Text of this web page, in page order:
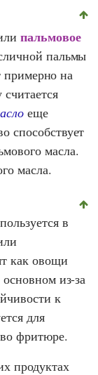
пальмовое
пальмы
примерно на
еще
способствует
масла.
масла.
в
как овощи
из-за
к
для
фритюре.
продуктах